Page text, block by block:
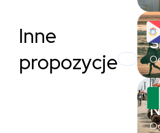
Inne
propozycje